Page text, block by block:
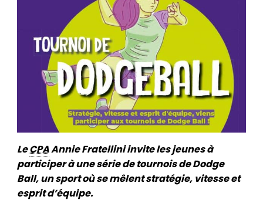
LeCPAAnnie Fratellini invite les jeunes à
participer à une série de tournois de Dodge
Ball, un sport où se mêlent stratégie, vitesse et
esprit d’équipe.